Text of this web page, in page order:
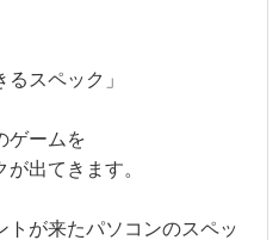
スペック」
ゲームを
出てきます。
トが来たパソコンのスペッ